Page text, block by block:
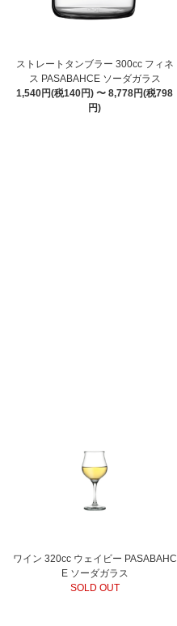
ストレートタンブラー 300cc フィネ
ス PASABAHCE ソーダガラス
1,540円(税140円) 〜 8,778円(税798
円)
ワイン 320cc ウェイビー PASABAHC
E ソーダガラス
SOLD OUT